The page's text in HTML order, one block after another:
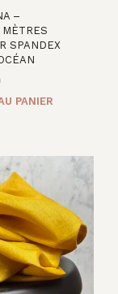
–
SPANDEX
PANIER